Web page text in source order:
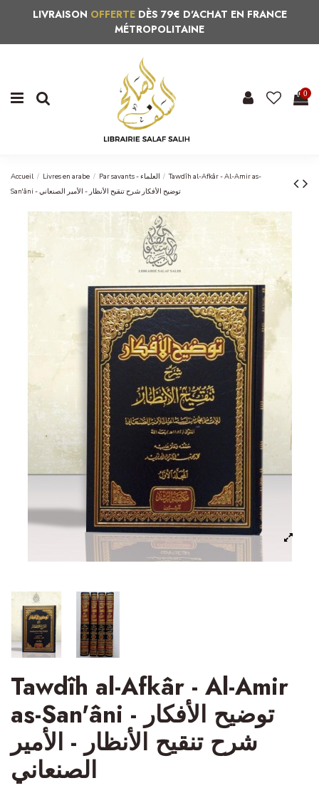
LIVRAISON OFFERTEDÈS 79€ D'ACHAT EN FRANCE
MÉTROPOLITAINE
0
Accueil Livres en arabe Par savants - العلماء
Tawdîh al-Afkâr - Al-Amir as-
San'âni - توضيح الأفكار شرح تنقيح الأنظار - الأمير الصنعاني
Tawdîh al-Afkâr - Al-Amir
as-San'âni - توضيح الأفكار
شرح تنقيح الأنظار - الأمير
الصنعاني